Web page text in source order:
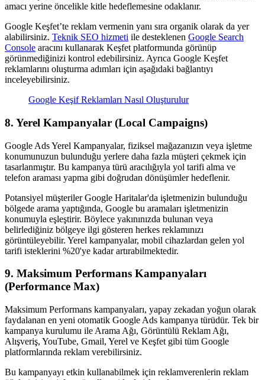
amacı yerine öncelikle kitle hedeflemesine odaklanır.
Google Keşfet’te reklam vermenin yanı sıra organik olarak da yer
alabilirsiniz. Teknik SEO hizmeti ile desteklenen Google Search
Console aracını kullanarak Keşfet platformunda görünüp
görünmediğinizi kontrol edebilirsiniz. Ayrıca Google Keşfet
reklamlarını oluşturma adımları için aşağıdaki bağlantıyı
inceleyebilirsiniz.
Google Keşif Reklamları Nasıl Oluşturulur
8. Yerel Kampanyalar (Local Campaigns)
Google Ads Yerel Kampanyalar, fiziksel mağazanızın veya işletme
konumunuzun bulunduğu yerlere daha fazla müşteri çekmek için
tasarlanmıştır. Bu kampanya türü aracılığıyla yol tarifi alma ve
telefon araması yapma gibi doğrudan dönüşümler hedeflenir.
Potansiyel müşteriler Google Haritalar'da işletmenizin bulunduğu
bölgede arama yaptığında, Google bu aramaları işletmenizin
konumuyla eşleştirir. Böylece yakınınızda bulunan veya
belirlediğiniz bölgeye ilgi gösteren herkes reklamınızı
görüntüleyebilir. Yerel kampanyalar, mobil cihazlardan gelen yol
tarifi isteklerini %20'ye kadar artırabilmektedir.
9. Maksimum Performans Kampanyaları
(Performance Max)
Maksimum Performans kampanyaları, yapay zekadan yoğun olarak
faydalanan en yeni otomatik Google Ads kampanya türüdür. Tek bir
kampanya kurulumu ile Arama Ağı, Görüntülü Reklam Ağı,
Alışveriş, YouTube, Gmail, Yerel ve Keşfet gibi tüm Google
platformlarında reklam verebilirsiniz.
Bu kampanyayı etkin kullanabilmek için reklamverenlerin reklam